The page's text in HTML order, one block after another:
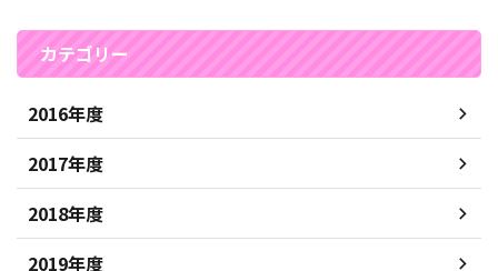
カテゴリー
2016年度
2017年度
2018年度
2019年度